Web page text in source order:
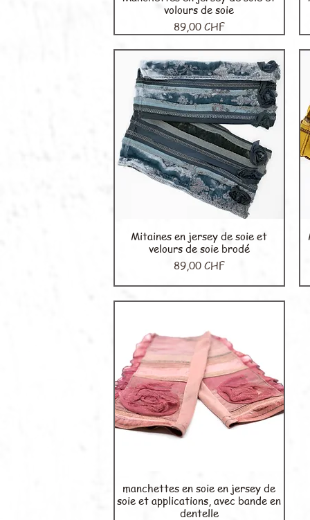
volours de soie
Prix
89,00 CHF
Aperçu rapide
Mitaines en jersey de soie et
velours de soie brodé
Prix
89,00 CHF
Aperçu rapide
manchettes en soie en jersey de
soie et applications, avec bande en
dentelle